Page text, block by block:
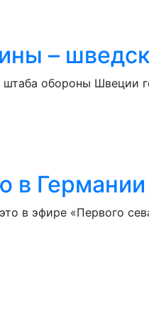
–
обороны Швеции
в Германии
в эфире «Первого